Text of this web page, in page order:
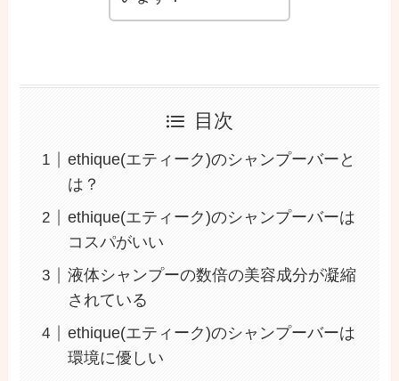
目次
ethique(エティーク)のシャンプーバーと
は？
ethique(エティーク)のシャンプーバーは
コスパがいい
液体シャンプーの数倍の美容成分が凝縮
されている
ethique(エティーク)のシャンプーバーは
環境に優しい